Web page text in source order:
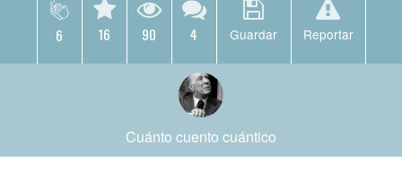
6 16 90 4 Guardar Reportar
Cuánto cuento cuántico